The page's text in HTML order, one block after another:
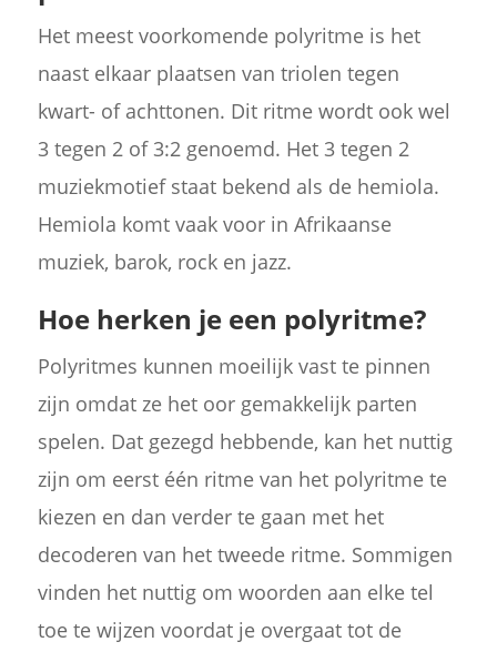
Het meest voorkomende polyritme is het
naast elkaar plaatsen van triolen tegen
kwart- of achttonen. Dit ritme wordt ook wel
3 tegen 2 of 3:2 genoemd. Het 3 tegen 2
muziekmotief staat bekend als de hemiola.
Hemiola komt vaak voor in Afrikaanse
muziek, barok, rock en jazz.
Hoe herken je een polyritme?
Polyritmes kunnen moeilijk vast te pinnen
zijn omdat ze het oor gemakkelijk parten
spelen. Dat gezegd hebbende, kan het nuttig
zijn om eerst één ritme van het polyritme te
kiezen en dan verder te gaan met het
decoderen van het tweede ritme. Sommigen
vinden het nuttig om woorden aan elke tel
toe te wijzen voordat je overgaat tot de